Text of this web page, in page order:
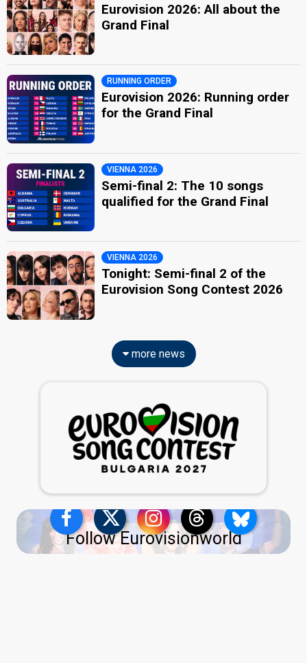
Eurovision 2026: All about the
Grand Final
RUNNING ORDER
Eurovision 2026: Running order
for the Grand Final
VIENNA 2026
Semi-final 2: The 10 songs
qualified for the Grand Final
VIENNA 2026
Tonight: Semi-final 2 of the
Eurovision Song Contest 2026
more news
Follow Eurovisionworld